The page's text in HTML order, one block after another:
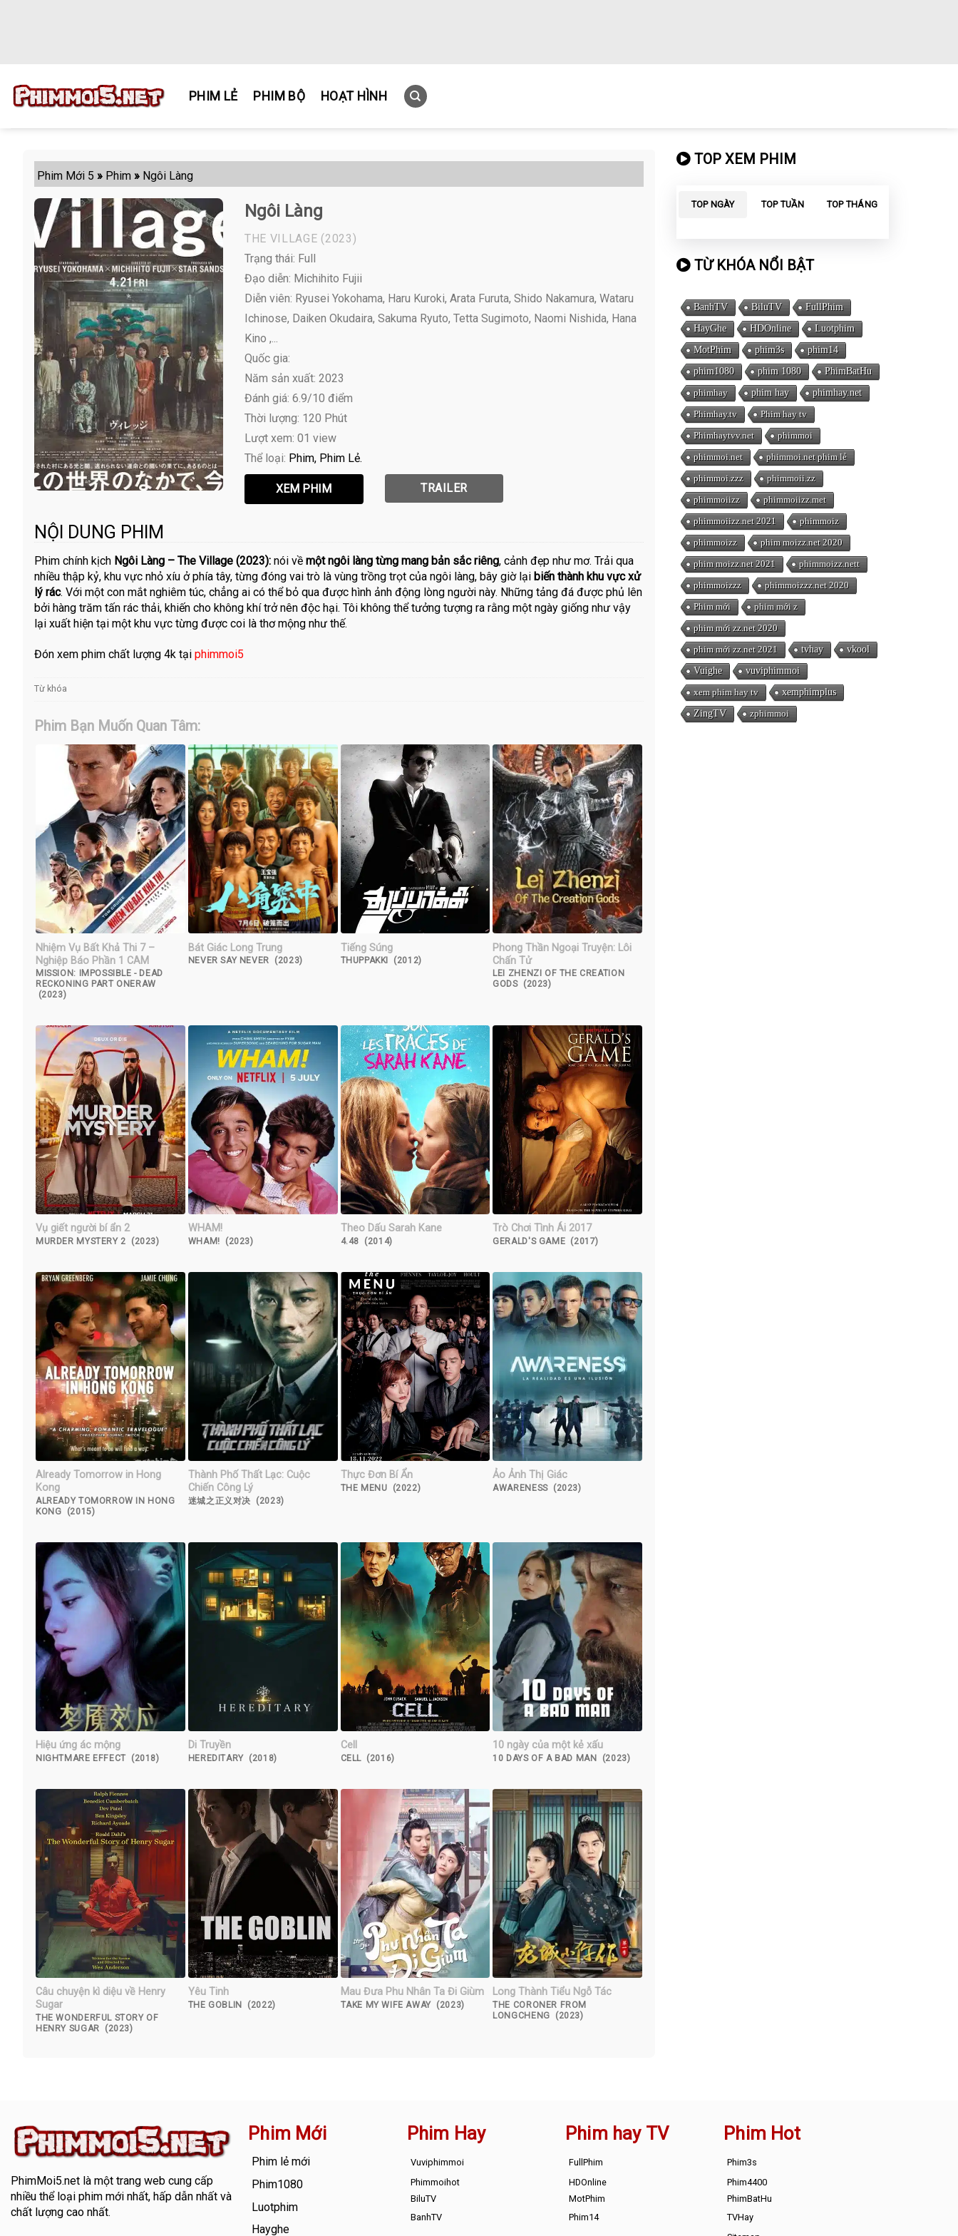
PHIM LẺ PHIM BỘ HOẠT HÌNH
Phim Mới 5 » Phim » Ngôi Làng
Ngôi Làng
THE VILLAGE (2023)
Trạng thái: Full
Đạo diễn: Michihito Fujii
Diễn viên: Ryusei Yokohama, Haru Kuroki, Arata Furuta, Shido Nakamura, Wataru
Ichinose, Daiken Okudaira, Sakuma Ryuto, Tetta Sugimoto, Naomi Nishida, Hana
Kino ,...
Quốc gia:
Năm sản xuất: 2023
Đánh giá: 6.9/10 điểm
Thời lượng: 120 Phút
Lượt xem: 01 view
Thể loại: Phim Phim Lẻ
TRAILER
NỘI DUNG PHIM
Phim chính kịch Ngôi Làng – The Village (2023): nói về một ngôi làng từng mang bản sắc riêng, cảnh đẹp như mơ. Trải qua
nhiều thập kỷ, khu vực nhỏ xíu ở phía tây, từng đóng vai trò là vùng trồng trọt của ngôi làng, bây giờ lại biến thành khu vực xử
lý rác. Với một con mắt nghiêm túc, chẳng ai có thể bỏ qua được hình ảnh động lòng người này. Những tảng đá được phủ lên
bởi hàng trăm tấn rác thải, khiến cho không khí trở nên độc hại. Tôi không thể tưởng tượng ra rằng một ngày giống như vậy
lại xuất hiện tại một khu vực từng được coi là thơ mộng như thế.
Đón xem phim chất lượng 4k tại phimmoi5
Từ khóa
Phim Bạn Muốn Quan Tâm:
Nhiệm Vụ Bất Khả Thi 7 –
Nghiệp Báo Phần 1 CAM
MISSION: IMPOSSIBLE - DEAD
RECKONING PART ONERAW
(2023)
Bát Giác Long Trung
NEVER SAY NEVER (2023)
Tiếng Súng
THUPPAKKI (2012)
Phong Thần Ngoại Truyện: Lôi
Chấn Tử
LEI ZHENZI OF THE CREATION
GODS (2023)
Vụ giết người bí ẩn 2
MURDER MYSTERY 2 (2023)
WHAM!
WHAM! (2023)
Theo Dấu Sarah Kane
4.48 (2014)
Trò Chơi Tình Ái 2017
GERALD'S GAME (2017)
Already Tomorrow in Hong
Kong
ALREADY TOMORROW IN HONG
KONG (2015)
Thành Phố Thất Lạc: Cuộc
Chiến Công Lý
迷城之正义对决 (2023)
Thực Đơn Bí Ẩn
THE MENU (2022)
Ảo Ảnh Thị Giác
AWARENESS (2023)
Hiệu ứng ác mộng
NIGHTMARE EFFECT (2018)
Di Truyền
HEREDITARY (2018)
Cell
CELL (2016)
10 ngày của một kẻ xấu
10 DAYS OF A BAD MAN (2023)
Câu chuyện kì diệu về Henry
Sugar
THE WONDERFUL STORY OF
HENRY SUGAR (2023)
Yêu Tinh
THE GOBLIN (2022)
Mau Đưa Phu Nhân Ta Đi Giùm
TAKE MY WIFE AWAY (2023)
Long Thành Tiểu Ngỗ Tác
THE CORONER FROM
LONGCHENG (2023)
TOP XEM PHIM
TOP NGÀY TOP TUẦN TOP THÁNG
TỪ KHÓA NỔI BẬT
BanhTV BiluTV
FullPhim
HayGhe
HDOnline
Luotphim
MotPhim
phim3s
phim14
phim1080
phim 1080
PhimBatHu
phimhay
phim hay
phimhay.net
Phimhay.tv
Phim hay tv
Phimhaytvv.net
phimmoi
phimmoi.net
phimmoi.net phim lẻ
phimmoi.zzz
phimmoii.zz
phimmoiizz
phimmoiizz.met
phimmoiizz.net 2021
phimmoiz
phimmoizz
phim moizz.net 2020
phim moizz.net 2021
phimmoizz.nett
phimmoizzz
phimmoizzz.net 2020
Phim mới
phim mới z
phim mới zz.net 2020
phim mới zz.net 2021
tvhay
vkool
Vuighe
vuviphimmoi
xem phim hay tv
xemphimplus
ZingTV
zphimmoi
PhimMoi5.netlà một trang web cung cấp
nhiều thể loại phim mới nhất, hấp dẫn nhất và
chất lượng cao nhất.
Phim Mới
Phim lẻ mới
Phim1080
Luotphim
Hayghe
Phim Hay
Vuviphimmoi
Phimmoihot
BiluTV
BanhTV
Phim hay TV
FullPhim
HDOnline
MotPhim
Phim14
Phim Hot
Phim3s
Phim4400
PhimBatHu
TVHay